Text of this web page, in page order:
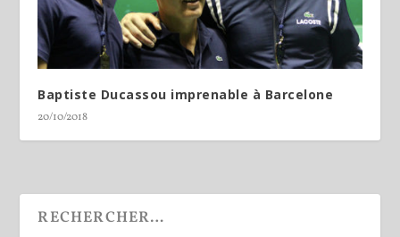
Baptiste Ducassou imprenable à Barcelone
20/10/2018